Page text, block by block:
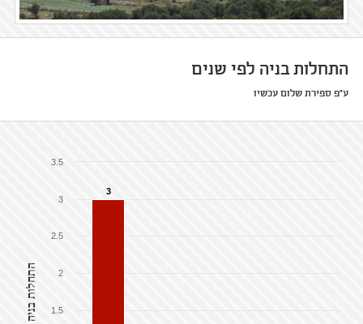
התחלות בניה לפי שנים
ע"פ ספירת שלום עכשיו
התחלות בניה 1.5
2
2.5
3
3.5
3